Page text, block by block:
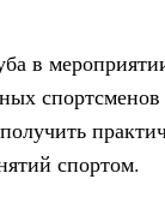
в
спортсменов
спортом.